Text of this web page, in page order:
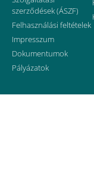
szerződések (ÁSZF)
Felhasználási feltételek
Impresszum
Dokumentumok
Pályázatok